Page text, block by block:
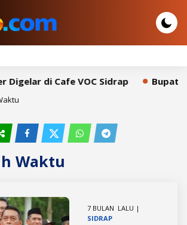
di Cafe VOC Sidrap Bupati
Waktu
7 BULAN LALU |
SIDRAP